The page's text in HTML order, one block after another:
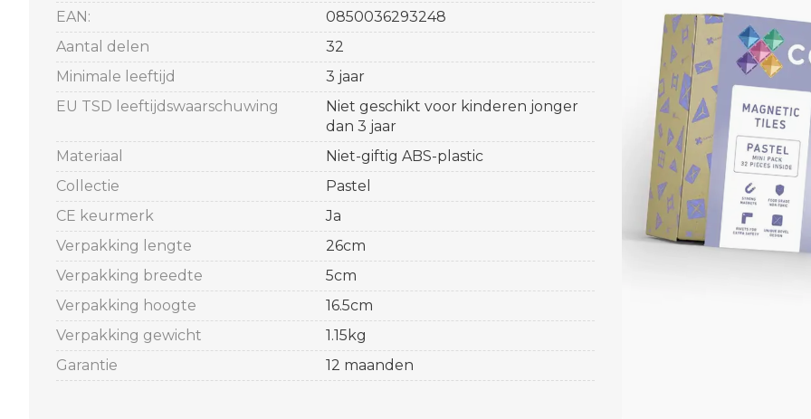
EAN:
0850036293248
Aantal delen
32
Minimale leeftijd
3 jaar
EU TSD leeftijdswaarschuwing
Niet geschikt voor kinderen jonger
dan 3 jaar
Materiaal
Niet-giftig ABS-plastic
Collectie
Pastel
CE keurmerk
Ja
Verpakking lengte
26cm
Verpakking breedte
5cm
Verpakking hoogte
16.5cm
Verpakking gewicht
1.15kg
Garantie
12 maanden